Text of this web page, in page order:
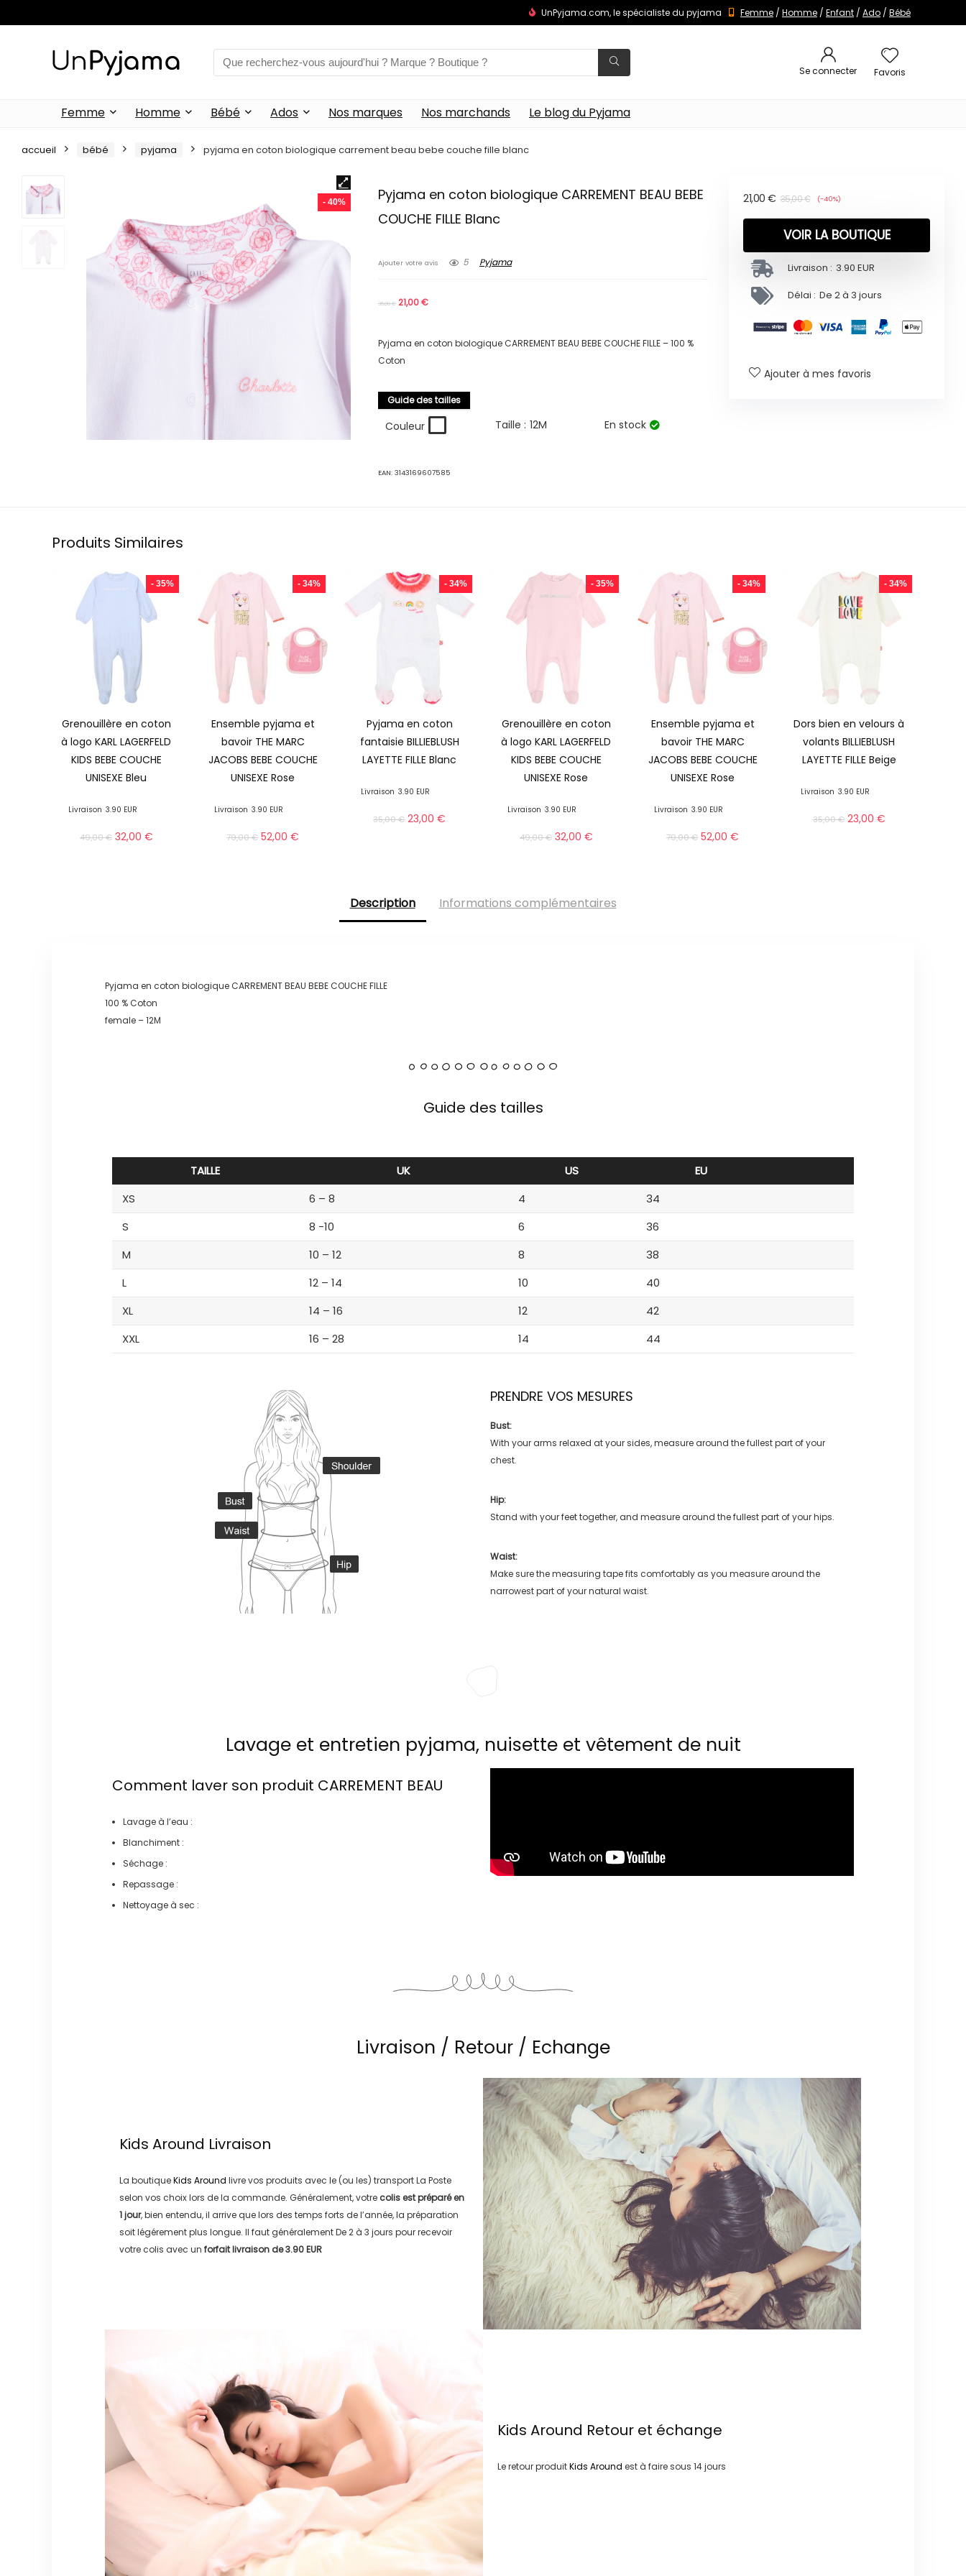
UnPyjama.com, le spécialiste du pyjama Femme / Homme / Enfant / Ado / Bébé
Se connecter Favoris
Femme Homme Bébé Ados Nos marques Nos marchands Le blog du Pyjama
accueil bébé pyjama pyjama en coton biologique carrement beau bebe couche fille blanc
- 40%
Pyjama en coton biologique CARREMENT BEAU BEBE
COUCHE FILLE Blanc
Ajouter votre avis 5 Pyjama
35,00€ 21,00€
Pyjama en coton biologique CARREMENT BEAU BEBE COUCHE FILLE – 100 %
Coton
Guide des tailles
Couleur Taille : 12M En stock
EAN:3143169607585
35,00€
21,00 € (-40%)
VOIR LA BOUTIQUE
Livraison : 3.90 EUR
Délai : De 2 à 3 jours
Ajouter à mes favoris
Produits Similaires
- 35%
Grenouillère en coton
à logo KARL LAGERFELD
KIDS BEBE COUCHE
UNISEXE Bleu
Livraison 3.90 EUR
49,00€ 32,00 €
- 34%
Ensemble pyjama et
bavoir THE MARC
JACOBS BEBE COUCHE
UNISEXE Rose
Livraison 3.90 EUR
79,00€ 52,00€
- 34%
Pyjama en coton
fantaisie BILLIEBLUSH
LAYETTE FILLE Blanc
Livraison 3.90 EUR
35,00€ 23,00€
- 35%
Grenouillère en coton
à logo KARL LAGERFELD
KIDS BEBE COUCHE
UNISEXE Rose
Livraison 3.90 EUR
49,00€ 32,00 €
- 34%
Ensemble pyjama et
bavoir THE MARC
JACOBS BEBE COUCHE
UNISEXE Rose
Livraison 3.90 EUR
79,00€ 52,00€
- 34%
Dors bien en velours à
volants BILLIEBLUSH
LAYETTE FILLE Beige
Livraison 3.90 EUR
35,00€ 23,00 €
Description Informations complémentaires
Pyjama en coton biologique CARREMENT BEAU BEBE COUCHE FILLE
100 % Coton
female – 12M
Guide des tailles
TAILLE UK US
EU
XS
6 – 8 4
34
S
8 -10 6
36
M
10 – 12 8
38
L
12 – 14 10
40
XL
14 – 16 12
42
XXL
16 – 28 14 44
PRENDRE VOS MESURES
Bust:
With your arms relaxed at your sides, measure around the fullest part of your
chest.
Hip:
Stand with your feet together, and measure around the fullest part of your hips.
Waist:
Make sure the measuring tape fits comfortably as you measure around the
narrowest part of your natural waist.
Lavage et entretien pyjama, nuisette et vêtement de nuit
Comment laver son produit CARREMENT BEAU
Lavage à l’eau :
Blanchiment :
Séchage :
Repassage :
Nettoyage à sec :
Livraison / Retour / Echange
Kids Around Livraison
La boutiqueKids Around livre vos produits avec le (ou les) transportLa Poste
selon vos choix lors de la commande. Généralement, votre colis est préparé en
1 jour, bien entendu, il arrive que lors des temps forts de l’année, la préparation
soit légérement plus longue. Il faut généralementDe 2 à 3 jours pour recevoir
votre colis avec un forfait livraison de3.90 EUR
Kids Around Retour et échange
Le retour produitKids Around est à faire sous 14 jours